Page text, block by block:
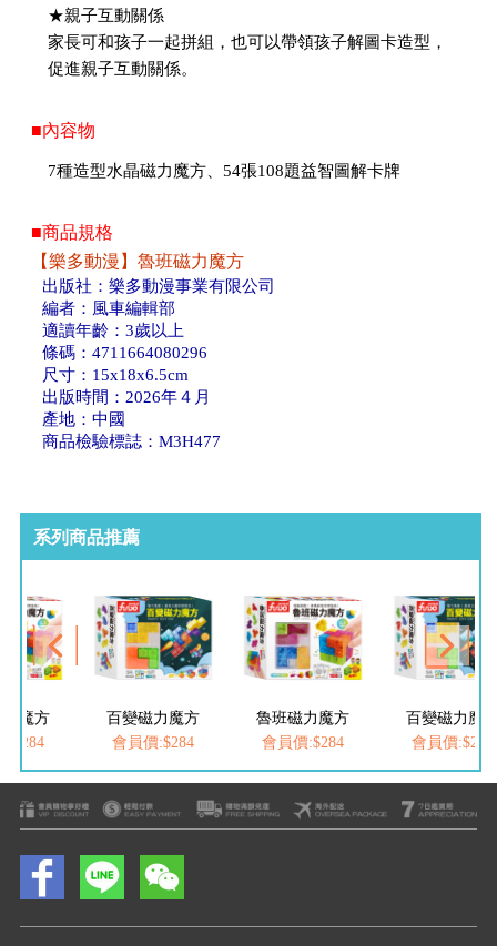
★親子互動關係
家長可和孩子一起拼組，也可以帶領孩子解圖卡造型，
促進親子互動關係。
■內容物
7種造型水晶磁力魔方、54張108題益智圖解卡牌
■商品規格
【樂多動漫】魯班磁力魔方
出版社：樂多動漫事業有限公司
編者：風車編輯部
適讀年齡：3歲以上
條碼：4711664080296
尺寸：15x18x6.5cm
出版時間：2026年４月
產地：中國
商品檢驗標誌：M3H477
系列商品推薦
力魔方
:$284
百變磁力魔方
會員價:$284
魯班磁力魔方
會員價:$284
百變磁力魔
會員價:$284